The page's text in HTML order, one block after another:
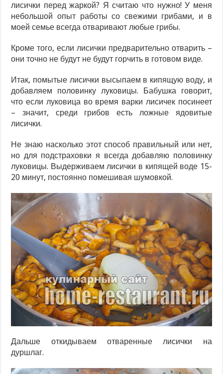
лисички перед жаркой? Я считаю что нужно! У меня
небольшой опыт работы со свежими грибами, и в
моей семье всегда отваривают любые грибы.
Кроме того, если лисички предварительно отварить –
они точно не будут не будут горчить в готовом виде.
Итак, помытые лисички высыпаем в кипящую воду, и
добавляем половинку луковицы. Бабушка говорит,
что если луковица во время варки лисичек посинеет
– значит, среди грибов есть ложные ядовитые
лисички.
Не знаю насколько этот способ правильный или нет,
но для подстраховки я всегда добавляю половинку
луковицы. Выдерживаем лисички в кипящей воде 15-
20 минут, постоянно помешивая шумовкой.
Дальше откидываем отваренные лисички на
дуршлаг.